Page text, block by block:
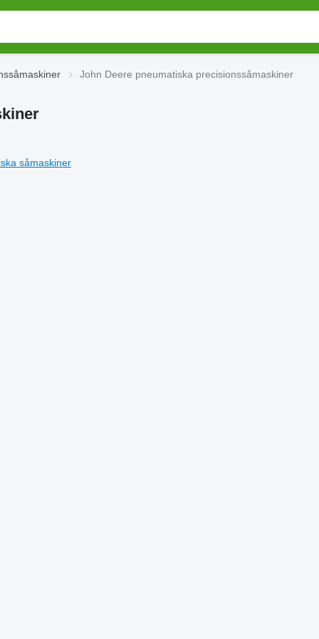
John Deere pneumatiska precisionssåmaskiner
såmaskiner